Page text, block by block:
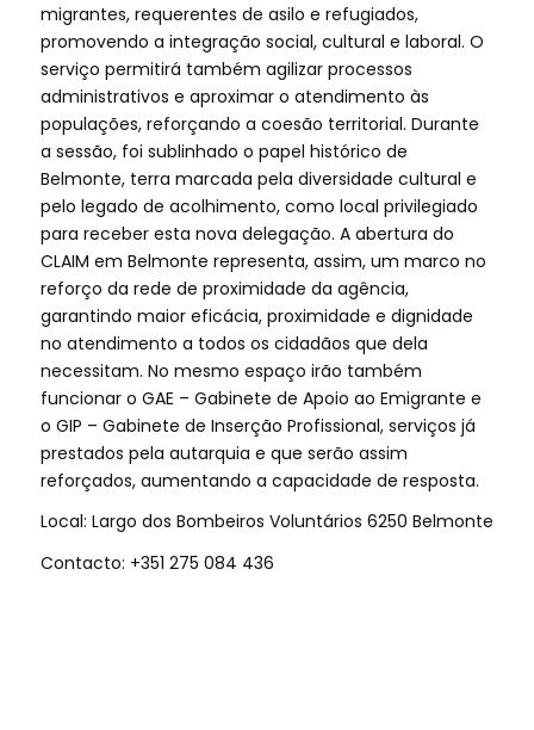
migrantes, requerentes de asilo e refugiados,
promovendo a integração social, cultural e laboral. O
serviço permitirá também agilizar processos
administrativos e aproximar o atendimento às
populações, reforçando a coesão territorial. Durante
a sessão, foi sublinhado o papel histórico de
Belmonte, terra marcada pela diversidade cultural e
pelo legado de acolhimento, como local privilegiado
para receber esta nova delegação. A abertura do
CLAIM em Belmonte representa, assim, um marco no
reforço da rede de proximidade da agência,
garantindo maior eficácia, proximidade e dignidade
no atendimento a todos os cidadãos que dela
necessitam. No mesmo espaço irão também
funcionar o GAE – Gabinete de Apoio ao Emigrante e
o GIP – Gabinete de Inserção Profissional, serviços já
prestados pela autarquia e que serão assim
reforçados, aumentando a capacidade de resposta.
Local: Largo dos Bombeiros Voluntários 6250 Belmonte
Contacto: +351 275 084 436